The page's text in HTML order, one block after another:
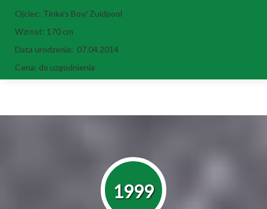
Ojciec: Tinka's Boy/ Zuidpool
Wzrost: 170 cm
Data urodzenia: 07.04.2014
Cena: do uzgodnienia
1999